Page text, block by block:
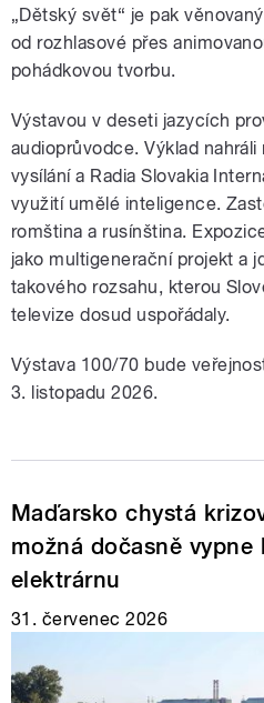
„Dětský svět“ je pak
od rozhlasové přes
pohádkovou tvorbu.
Výstavou v deseti jazycích
audioprůvodce. Výklad
vysílání a Radia Slovakia
využití umělé inteligence.
romština a rusínština.
jako multigenerační projekt a
takového rozsahu, kterou
televize dosud uspořádaly.
Výstava 100/70 bude
3. listopadu 2026.
Maďarsko chystá
možná dočasně
elektrárnu
31. červenec 2026